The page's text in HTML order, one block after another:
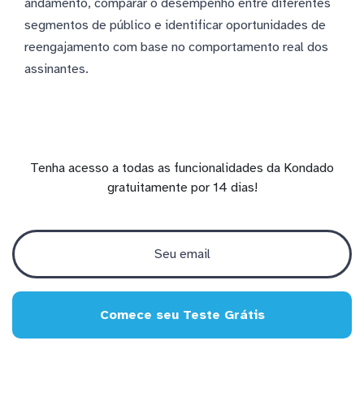
segmentos de público e identificar oportunidades de
reengajamento com base no comportamento real dos
assinantes.
Tenha acesso a todas as funcionalidades da Kondado
gratuitamente por 14 dias!
Comece seu Teste Grátis